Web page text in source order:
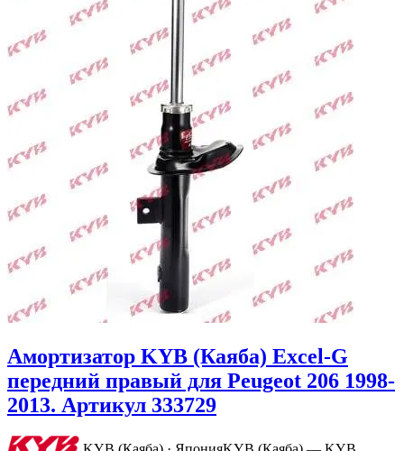
Амортизатор KYB (Каяба) Excel-G
передний правый для Peugeot 206 1998-
2013. Артикул 333729